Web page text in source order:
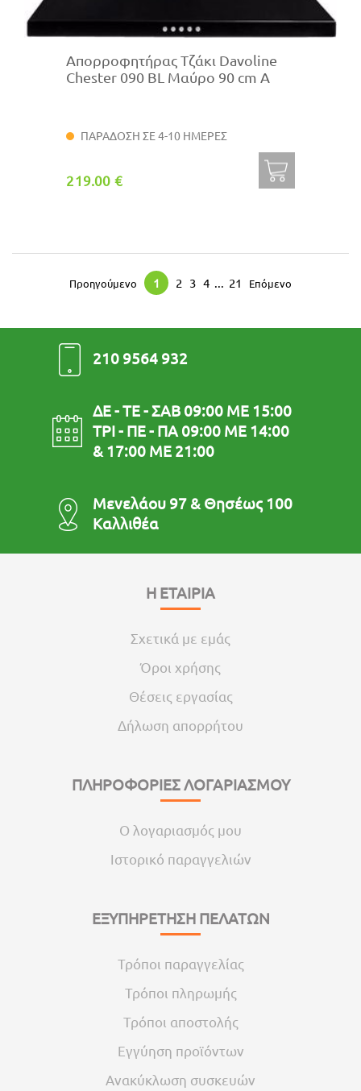
Απορροφητήρας Τζάκι Davoline
Chester 090 BL Μαύρο 90 cm Α
ΠΑΡΑΔΟΣΗ ΣΕ 4-10 ΗΜΕΡΕΣ
219.00 €
Προηγούμενο 1 2 3 4 ... 21 Επόμενο
210 9564 932
ΔΕ - ΤΕ - ΣΑΒ 09:00 ΜΕ 15:00
ΤΡΙ - ΠΕ - ΠΑ 09:00 ΜΕ 14:00
& 17:00 ΜΕ 21:00
Μενελάου 97 & Θησέως 100
Καλλιθέα
Η ΕΤΑΙΡΙΑ
Σχετικά με εμάς
Όροι χρήσης
Θέσεις εργασίας
Δήλωση απορρήτου
ΠΛΗΡΟΦΟΡΙΕΣ ΛΟΓΑΡΙΑΣΜΟΥ
Ο λογαριασμός μου
Ιστορικό παραγγελιών
ΕΞΥΠΗΡΕΤΗΣΗ ΠΕΛΑΤΩΝ
Τρόποι παραγγελίας
Τρόποι πληρωμής
Τρόποι αποστολής
Εγγύηση προϊόντων
Ανακύκλωση συσκευών